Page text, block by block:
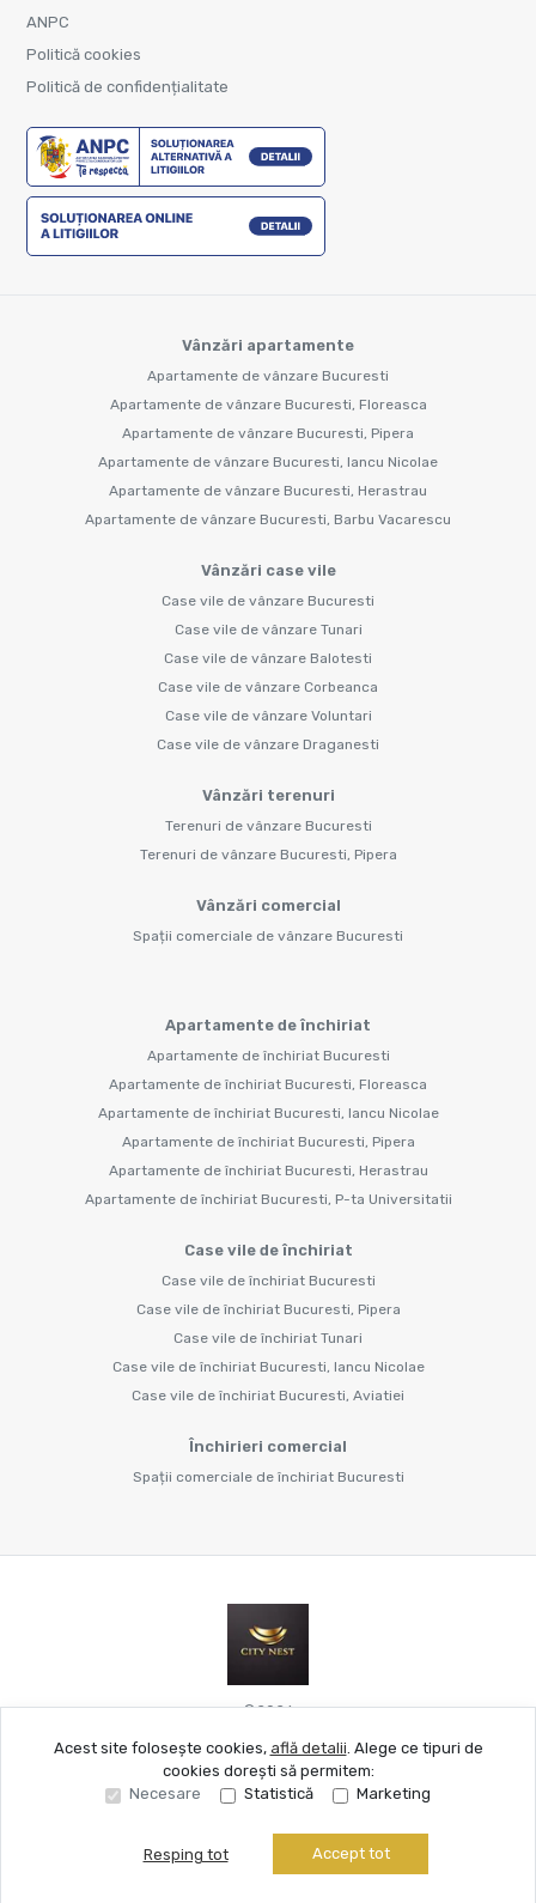
ANPC
Politică cookies
Politică de confidențialitate
Vânzări apartamente
Apartamente de vânzare Bucuresti
Apartamente de vânzare Bucuresti, Floreasca
Apartamente de vânzare Bucuresti, Pipera
Apartamente de vânzare Bucuresti, Iancu Nicolae
Apartamente de vânzare Bucuresti, Herastrau
Apartamente de vânzare Bucuresti, Barbu Vacarescu
Vânzări case vile
Case vile de vânzare Bucuresti
Case vile de vânzare Tunari
Case vile de vânzare Balotesti
Case vile de vânzare Corbeanca
Case vile de vânzare Voluntari
Case vile de vânzare Draganesti
Vânzări terenuri
Terenuri de vânzare Bucuresti
Terenuri de vânzare Bucuresti, Pipera
Vânzări comercial
Spații comerciale de vânzare Bucuresti
Apartamente de închiriat
Apartamente de închiriat Bucuresti
Apartamente de închiriat Bucuresti, Floreasca
Apartamente de închiriat Bucuresti, Iancu Nicolae
Apartamente de închiriat Bucuresti, Pipera
Apartamente de închiriat Bucuresti, Herastrau
Apartamente de închiriat Bucuresti, P-ta Universitatii
Case vile de închiriat
Case vile de închiriat Bucuresti
Case vile de închiriat Bucuresti, Pipera
Case vile de închiriat Tunari
Case vile de închiriat Bucuresti, Iancu Nicolae
Case vile de închiriat Bucuresti, Aviatiei
Închirieri comercial
Spații comerciale de închiriat Bucuresti
©2026
Site creat în
Acest site folosește cookies, află detalii. Alege ce tipuri de
cookies dorești să permitem:
Necesare
Statistică Marketing
Resping tot Accept tot